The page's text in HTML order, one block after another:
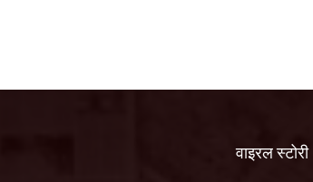
वाइरल स्टोरी